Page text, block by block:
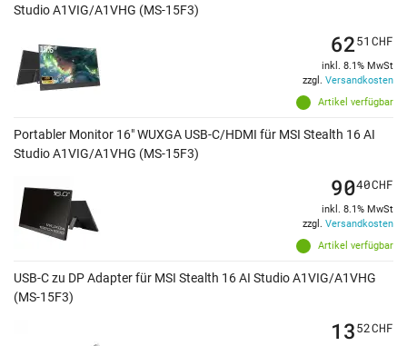
Studio A1VIG/A1VHG (MS-15F3)
Artikel verfügbar
6251 CHF
inkl. 8.1% MwSt
zzgl. Versandkosten
Portabler Monitor 16" WUXGA USB-C/HDMI für MSI Stealth 16 AI
Studio A1VIG/A1VHG (MS-15F3)
Artikel verfügbar
9040CHF
inkl. 8.1% MwSt
zzgl. Versandkosten
USB-C zu DP Adapter für MSI Stealth 16 AI Studio A1VIG/A1VHG
(MS-15F3)
1352CHF